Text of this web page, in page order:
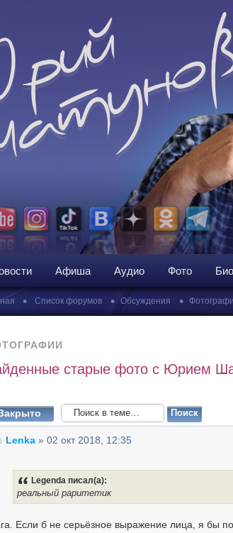
Афиша Аудио Фото
• Список форумов • Обсуждения •
старые фото с Юрием
Lenka » 02 окт 2018, 12:35
Legenda писал(а):
реальный раритетик
Если б не серьёзное выражение лица, я бы